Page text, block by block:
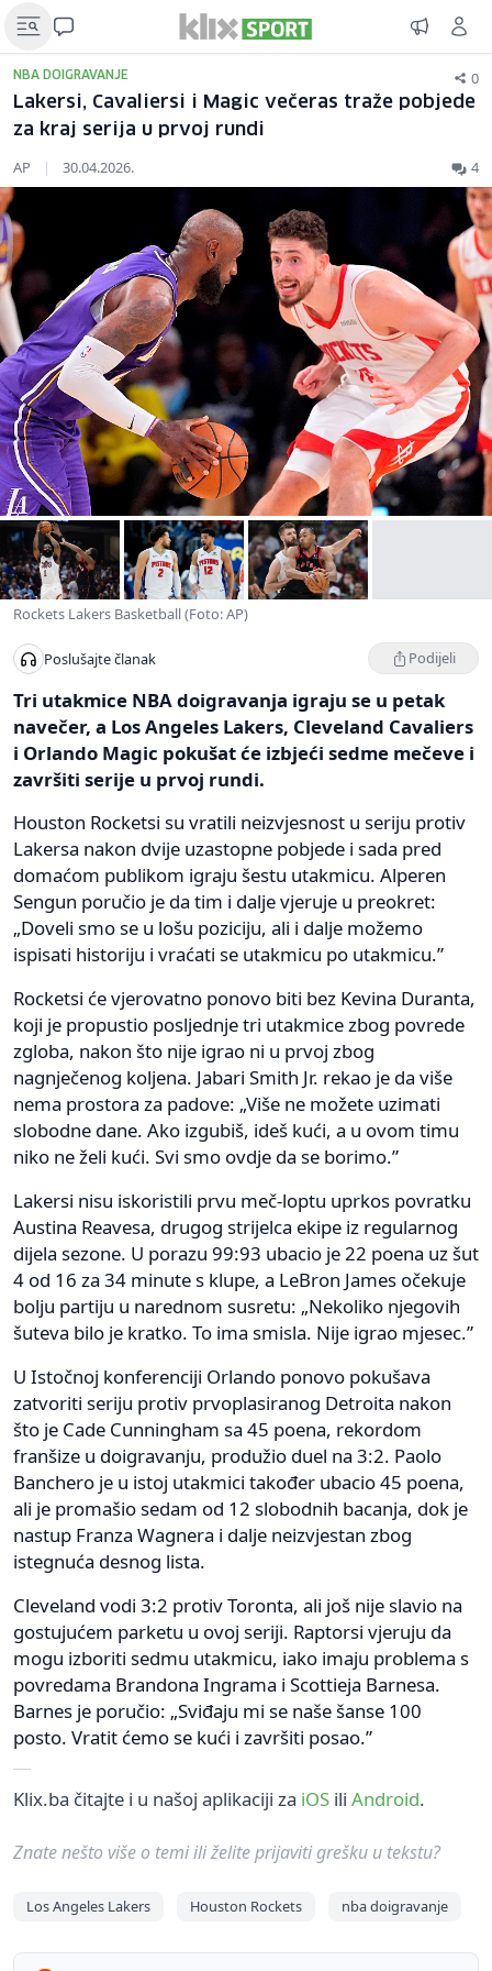
NBA DOIGRAVANJE 0
Lakersi, Cavaliersi i Magic večeras traže pobjede
za kraj serija u prvoj rundi
AP | 30.04.2026. 4
Rockets Lakers Basketball (Foto: AP)
Poslušajte članak Podijeli
Tri utakmice NBA doigravanja igraju se u petak
navečer, a Los Angeles Lakers, Cleveland Cavaliers
i Orlando Magic pokušat će izbjeći sedme mečeve i
završiti serije u prvoj rundi.
Houston Rocketsi su vratili neizvjesnost u seriju protiv
Lakersa nakon dvije uzastopne pobjede i sada pred
domaćom publikom igraju šestu utakmicu. Alperen
Sengun poručio je da tim i dalje vjeruje u preokret:
„Doveli smo se u lošu poziciju, ali i dalje možemo
ispisati historiju i vraćati se utakmicu po utakmicu.”
Rocketsi će vjerovatno ponovo biti bez Kevina Duranta,
koji je propustio posljednje tri utakmice zbog povrede
zgloba, nakon što nije igrao ni u prvoj zbog
nagnječenog koljena. Jabari Smith Jr. rekao je da više
nema prostora za padove: „Više ne možete uzimati
slobodne dane. Ako izgubiš, ideš kući, a u ovom timu
niko ne želi kući. Svi smo ovdje da se borimo.”
Lakersi nisu iskoristili prvu meč-loptu uprkos povratku
Austina Reavesa, drugog strijelca ekipe iz regularnog
dijela sezone. U porazu 99:93 ubacio je 22 poena uz šut
4 od 16 za 34 minute s klupe, a LeBron James očekuje
bolju partiju u narednom susretu: „Nekoliko njegovih
šuteva bilo je kratko. To ima smisla. Nije igrao mjesec.”
U Istočnoj konferenciji Orlando ponovo pokušava
zatvoriti seriju protiv prvoplasiranog Detroita nakon
što je Cade Cunningham sa 45 poena, rekordom
franšize u doigravanju, produžio duel na 3:2. Paolo
Banchero je u istoj utakmici također ubacio 45 poena,
ali je promašio sedam od 12 slobodnih bacanja, dok je
nastup Franza Wagnera i dalje neizvjestan zbog
istegnuća desnog lista.
Cleveland vodi 3:2 protiv Toronta, ali još nije slavio na
gostujućem parketu u ovoj seriji. Raptorsi vjeruju da
mogu izboriti sedmu utakmicu, iako imaju problema s
povredama Brandona Ingrama i Scottieja Barnesa.
Barnes je poručio: „Sviđaju mi se naše šanse 100
posto. Vratit ćemo se kući i završiti posao.”
Klix.ba čitajte i u našoj aplikaciji za iOS ili Android.
Znate nešto više o temi ili želite prijaviti grešku u tekstu?
Los Angeles Lakers Houston Rockets nba doigravanje